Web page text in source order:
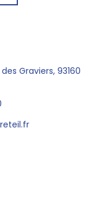
Graviers, 93160